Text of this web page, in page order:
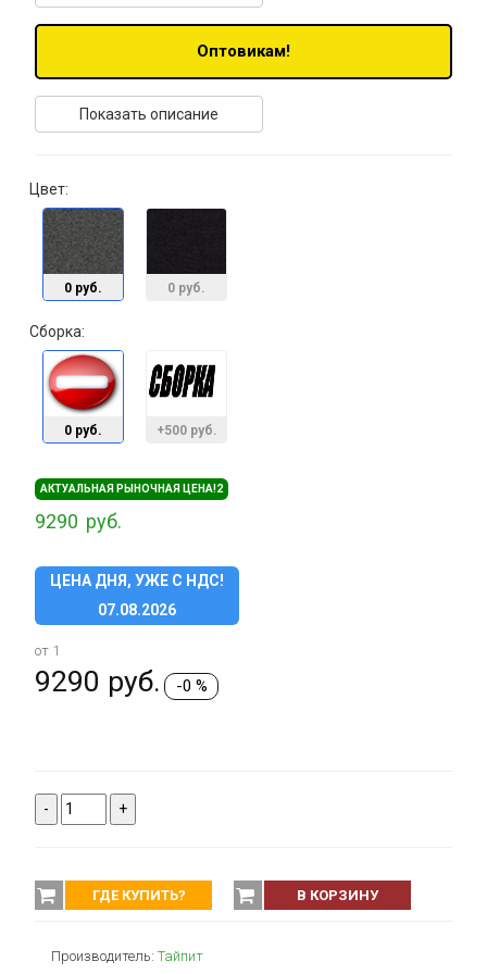
Оптовикам!
Показать описание
Цвет:
0 руб. 0 руб.
Сборка:
0 руб. +500 руб.
АКТУАЛЬНАЯ РЫНОЧНАЯ ЦЕНА!2
9290 руб.
ЦЕНА ДНЯ, УЖЕ С НДС!
07.08.2026
от 1
9290 руб. -0 %
- +
ГДЕ КУПИТЬ? В КОРЗИНУ
Производитель: Тайпит